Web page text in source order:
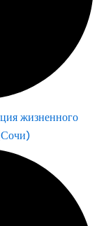
жизненного